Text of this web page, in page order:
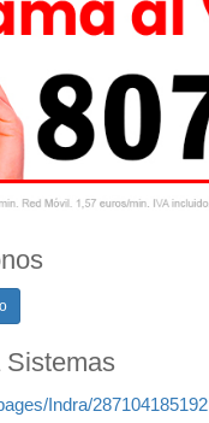
Sistemas
Indra/287104185192